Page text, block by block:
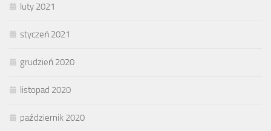
luty 2021
styczeń 2021
grudzień 2020
listopad 2020
październik 2020